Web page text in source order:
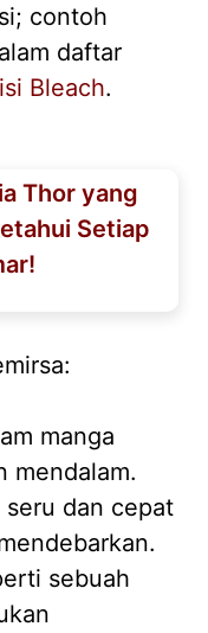
contoh
daftar
Bleach.
Thor yang
Setiap
manga
mendalam.
seru dan cepat
sebuah